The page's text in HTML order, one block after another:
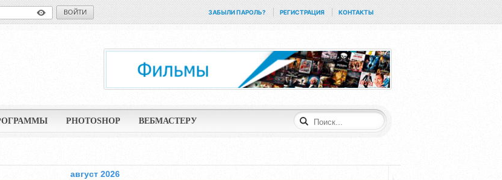
ВОЙТИ ЗАБЫЛИ ПАРОЛЬ? РЕГИСТРАЦИЯ КОНТАКТЫ
PHOTOSHOP ВЕБМАСТЕРУ
август 2026